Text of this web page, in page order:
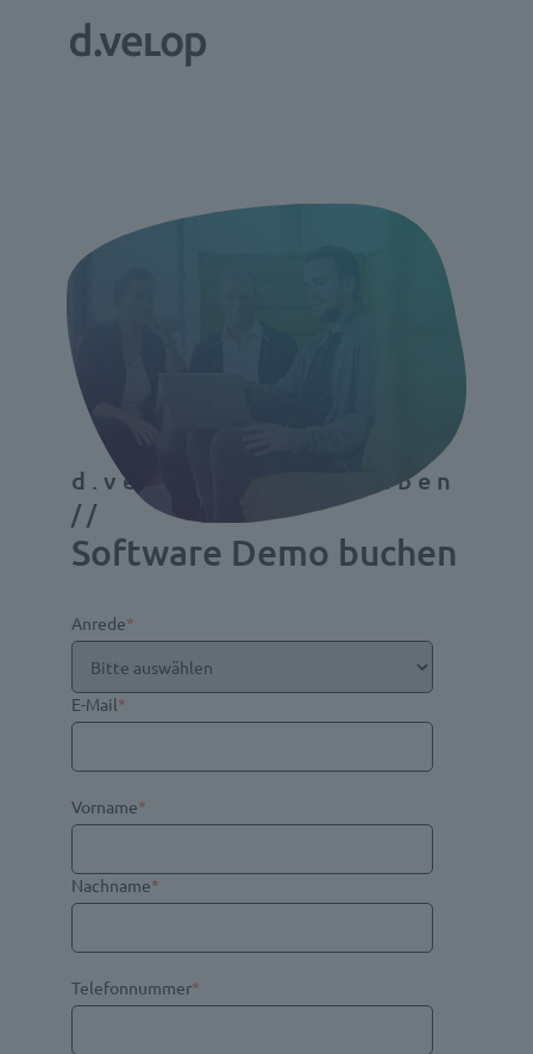
d.velop AI live erleben
//
Software Demo buchen
Anrede*
E-Mail*
Vorname*
Nachname*
Telefonnummer*